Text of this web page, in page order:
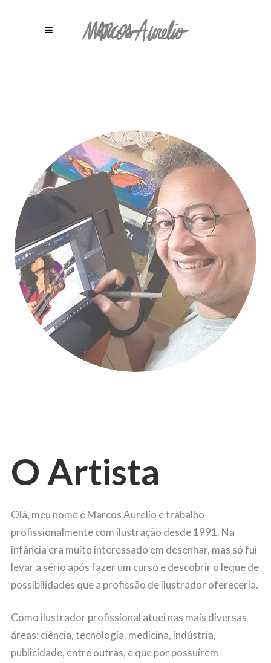
O Artista
Olá, meu nome é Marcos Aurelio e trabalho
profissionalmente com ilustração desde 1991. Na
infância era muito interessado em desenhar, mas só fui
levar a sério após fazer um curso e descobrir o leque de
possibilidades que a profissão de ilustrador ofereceria.
Como ilustrador profissional atuei nas mais diversas
áreas: ciência, tecnologia, medicina, indústria,
publicidade, entre outras, e que por possuírem